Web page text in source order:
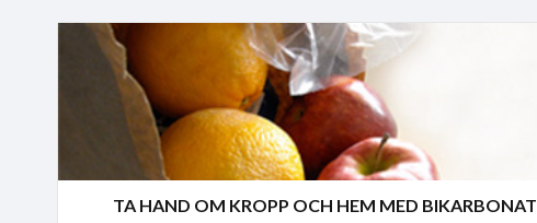
TA HAND OM KROPP OCH HEM MED BIKARBONAT